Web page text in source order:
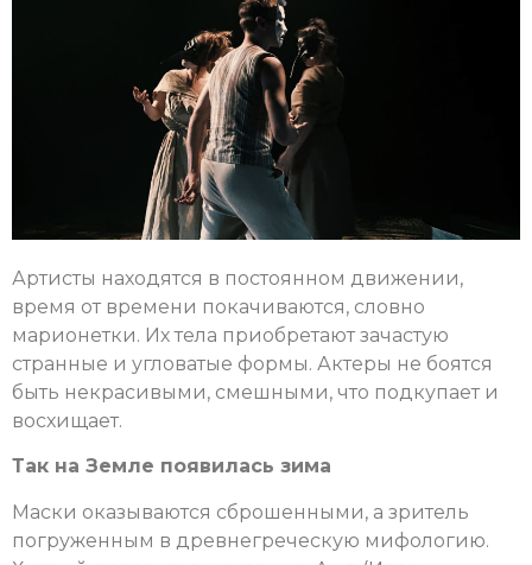
Артисты находятся в постоянном движении,
время от времени покачиваются, словно
марионетки. Их тела приобретают зачастую
странные и угловатые формы. Актеры не боятся
быть некрасивыми, смешными, что подкупает и
восхищает.
Так на Земле появилась зима
Маски оказываются сброшенными, а зритель
погруженным в древнегреческую мифологию.